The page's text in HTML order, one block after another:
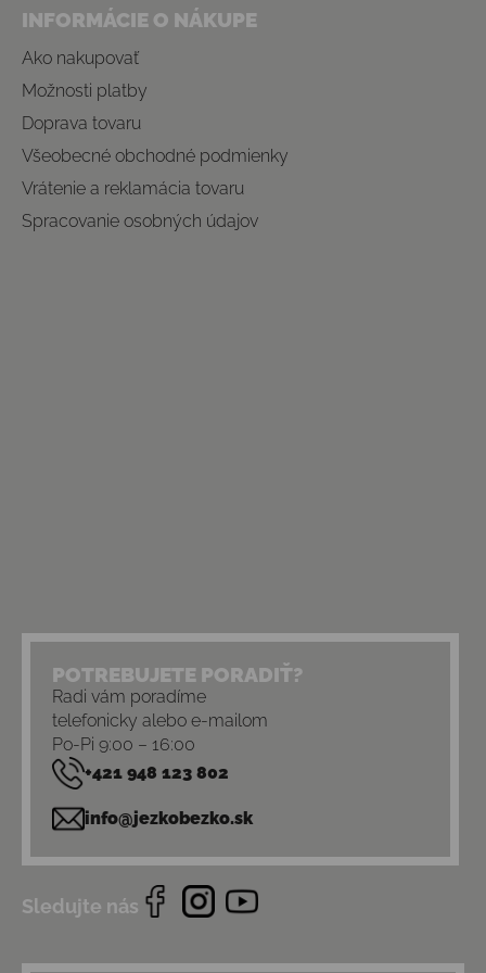
INFORMÁCIE O NÁKUPE
Ako nakupovať
Možnosti platby
Doprava tovaru
Všeobecné obchodné podmienky
Vrátenie a reklamácia tovaru
Spracovanie osobných údajov
POTREBUJETE PORADIŤ?
Radi vám poradíme
telefonicky alebo e-mailom
Po-Pi 9:00 – 16:00
+421 948 123 802
info@jezkobezko.sk
Sledujte nás